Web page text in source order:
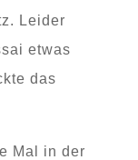
Leider
etwas
das
Mal in der